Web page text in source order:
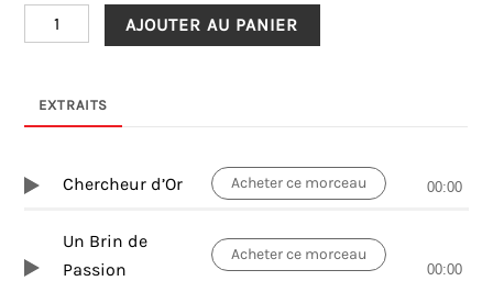
quantité
de
d'Or
AJOUTER AU PANIER
EXTRAITS
Acheter ce morceau
Chercheur d’Or 00:00
Acheter ce morceau
Un Brin de
Passion
00:00